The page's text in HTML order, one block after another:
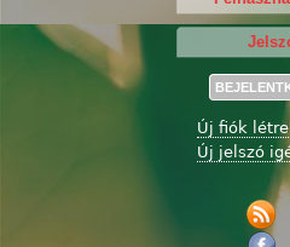
Új fiók
Új jelszó